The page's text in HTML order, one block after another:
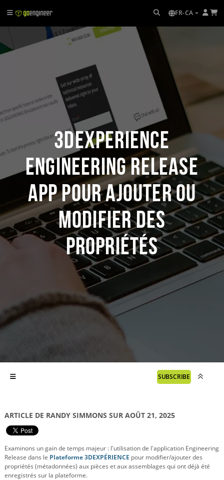
FR-CA
3DEXPERIENCE
Engineering Release
App pour ajouter ou
modifier des
propriétés
SUBSCRIBE
ARTICLE DE RANDY SIMMONS SUR AOÛT 21, 2025
Examinons un gain de temps majeur : l'utilisation de l'application Engineering
Release dans le Plateforme 3DEXPÉRIENCE pour modifier/ajouter des
propriétés (métadonnées) aux pièces et aux assemblages qui ont déjà été
enregistrés sur la plateforme.